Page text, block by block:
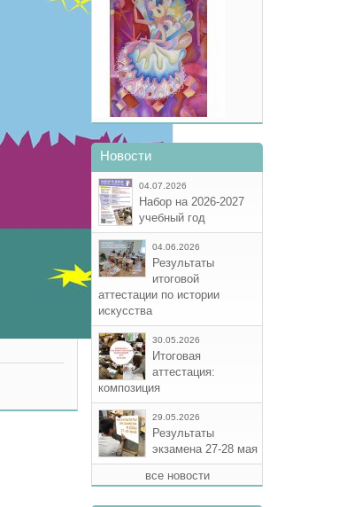
Новости
04.07.2026
Набор на 2026-2027
учебный год
04.06.2026
Результаты
итоговой
аттестации по истории
искусства
30.05.2026
Итоговая
аттестация:
композиция
29.05.2026
Результаты
экзамена 27-28 мая
все новости